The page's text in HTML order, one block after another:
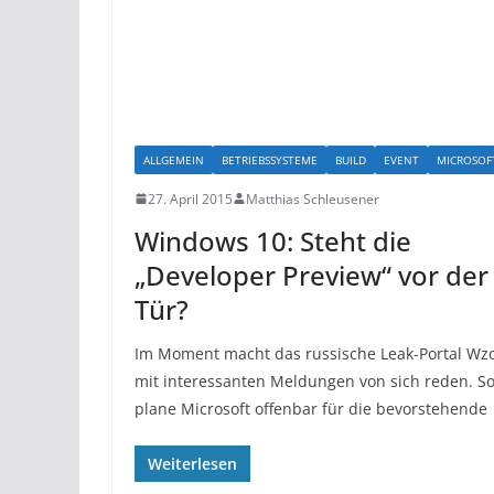
ALLGEMEIN BETRIEBSSYSTEME BUILD EVENT
27. April 2015 Matthias Schleusener
Windows 10: Steht die
„Developer Preview“ vor der
Tür?
Im Moment macht das russische Leak-Portal
mit interessanten Meldungen von sich reden. So
plane Microsoft offenbar für die bevorstehende
Weiterlesen